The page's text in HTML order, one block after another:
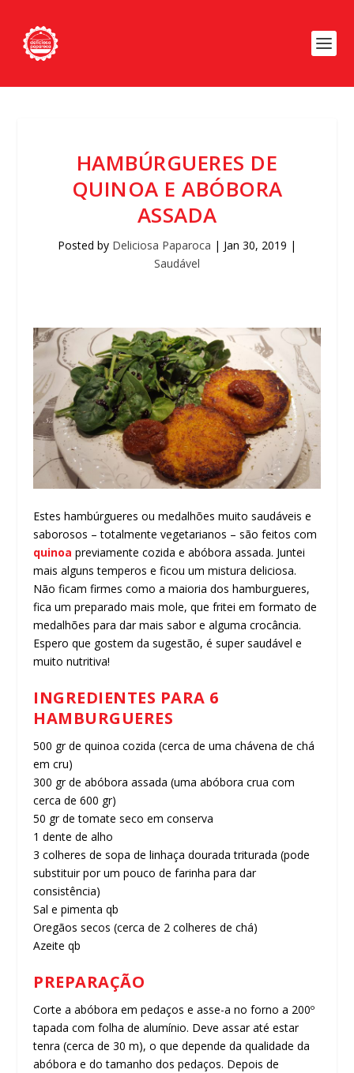
HAMBÚRGUERES DE
QUINOA E ABÓBORA
ASSADA
Posted by Deliciosa Paparoca | Jan 30, 2019 |
Saudável
Estes hambúrgueres ou medalhões muito saudáveis e
saborosos – totalmente vegetarianos – são feitos com
quinoa previamente cozida e abóbora assada. Juntei
mais alguns temperos e ficou um mistura deliciosa.
Não ficam firmes como a maioria dos hamburgueres,
fica um preparado mais mole, que fritei em formato de
medalhões para dar mais sabor e alguma crocância.
Espero que gostem da sugestão, é super saudável e
muito nutritiva!
INGREDIENTES PARA 6
HAMBURGUERES
500 gr de quinoa cozida (cerca de uma chávena de chá
em cru)
300 gr de abóbora assada (uma abóbora crua com
cerca de 600 gr)
50 gr de tomate seco em conserva
1 dente de alho
3 colheres de sopa de linhaça dourada triturada (pode
substituir por um pouco de farinha para dar
consistência)
Sal e pimenta qb
Oregãos secos (cerca de 2 colheres de chá)
Azeite qb
PREPARAÇÃO
Corte a abóbora em pedaços e asse-a no forno a 200º
tapada com folha de alumínio. Deve assar até estar
tenra (cerca de 30 m), o que depende da qualidade da
abóbora e do tamanho dos pedaços. Depois de